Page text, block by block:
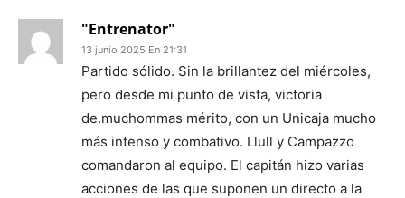
"Entrenator"
13 junio 2025 En 21:31
Partido sólido. Sin la brillantez del miércoles,
pero desde mi punto de vista, victoria
de.muchommas mérito, con un Unicaja mucho
más intenso y combativo. Llull y Campazzo
comandaron al equipo. El capitán hizo varias
acciones de las que suponen un directo a la